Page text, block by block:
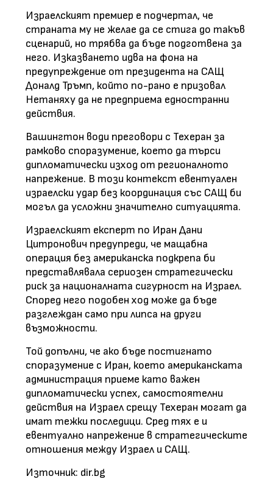
Израелският премиер е подчертал, че
страната му не желае да се стига до такъв
сценарий, но трябва да бъде подготвена за
него. Изказването идва на фона на
предупреждение от президента на САЩ
Доналд Тръмп, който по-рано е призовал
Нетаняху да не предприема едностранни
действия.
Вашингтон води преговори с Техеран за
рамково споразумение, което да търси
дипломатически изход от регионалното
напрежение. В този контекст евентуален
израелски удар без координация със САЩ би
могъл да усложни значително ситуацията.
Израелският експерт по Иран Дани
Цитронович предупреди, че мащабна
операция без американска подкрепа би
представлявала сериозен стратегически
риск за националната сигурност на Израел.
Според него подобен ход може да бъде
разглеждан само при липса на други
възможности.
Той допълни, че ако бъде постигнато
споразумение с Иран, което американската
администрация приеме като важен
дипломатически успех, самостоятелни
действия на Израел срещу Техеран могат да
имат тежки последици. Сред тях е и
евентуално напрежение в стратегическите
отношения между Израел и САЩ.
Източник: dir.bg